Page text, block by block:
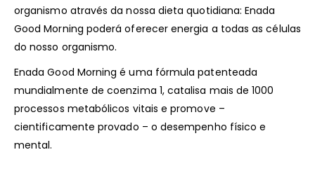
organismo através da nossa dieta quotidiana: Enada
Good Morning poderá oferecer energia a todas as células
do nosso organismo.
Enada Good Morning é uma fórmula patenteada
mundialmente de coenzima 1, catalisa mais de 1000
processos metabólicos vitais e promove –
cientificamente provado – o desempenho físico e
mental.